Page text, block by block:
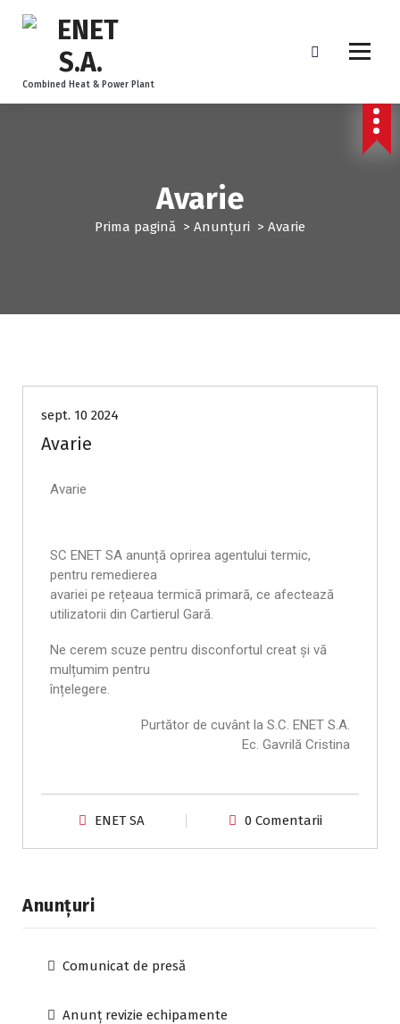
Combined Heat & Power Plant
Avarie
Prima pagină > Anunțuri > Avarie
sept. 10 2024
Avarie
Avarie
SC ENET SA anunță oprirea agentului termic,
pentru remedierea
avariei pe rețeaua termică primară, ce afectează
utilizatorii din Cartierul Gară.
Ne cerem scuze pentru disconfortul creat și vă
mulțumim pentru
înțelegere.
Purtător de cuvânt la S.C. ENET S.A.
Ec. Gavrilă Cristina
ENET SA 0 Comentarii
Anunțuri
Comunicat de presă
Anunț revizie echipamente